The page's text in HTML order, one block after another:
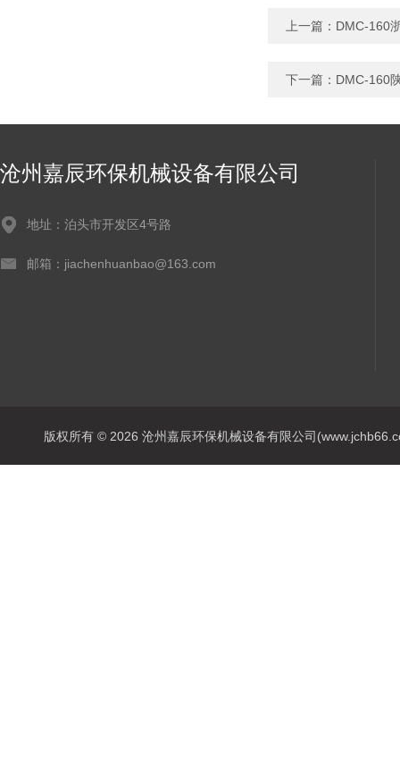
上一篇： DMC-160
下一篇： DMC-160
沧州嘉辰环保机械设备有限公司
地址：泊头市开发区4号路
邮箱：jiachenhuanbao@163.com
版权所有 © 2026 沧州嘉辰环保机械设备有限公司